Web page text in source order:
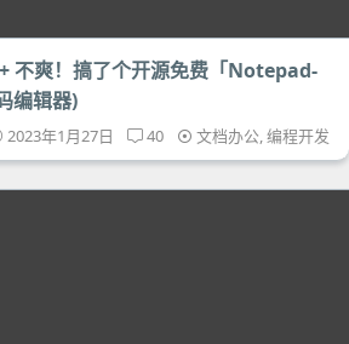
不爽！搞了个开源免费「Notepad-
编辑器)
2023年1月27日 40 文档办公,编程开发